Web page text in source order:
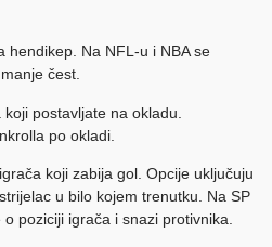
Na NFL-u i NBA se
čest.
postavljate na okladu.
po okladi.
koji zabija gol. Opcije uključuju
u bilo kojem trenutku. Na SP
poziciji igrača i snazi protivnika.